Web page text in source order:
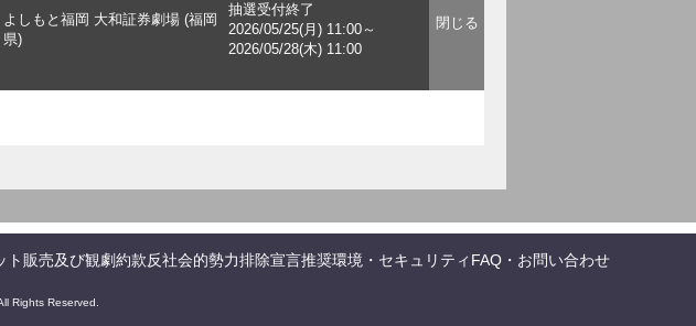
よしもと福岡 大和証券劇場 (福岡
県)
抽選受付終了
2026/05/25(月) 11:00～
2026/05/28(木) 11:00
ト販売及び観劇約款反社会的勢力排除宣言推奨環境・セキュリティ FAQ・お問い合わせ
Rights Reserved.